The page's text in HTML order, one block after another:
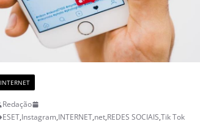
INTERNET
Redação
ESET,Instagram,INTERNET,net,REDES SOCIAIS,Tik Tok